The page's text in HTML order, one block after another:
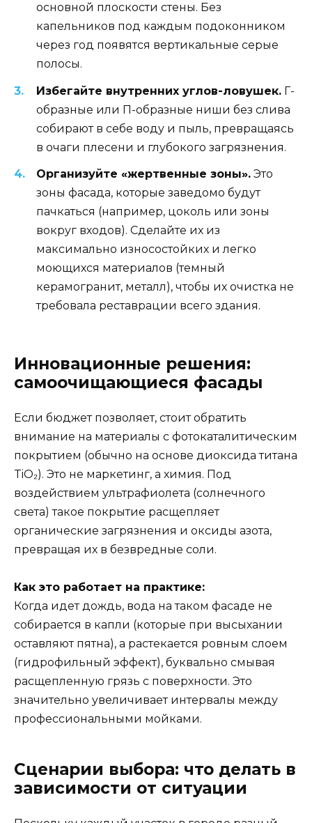
основной плоскости стены. Без
капельников под каждым подоконником
через год появятся вертикальные серые
полосы.
Избегайте внутренних углов-ловушек. Г-
образные или П-образные ниши без слива
собирают в себе воду и пыль, превращаясь
в очаги плесени и глубокого загрязнения.
Организуйте «жертвенные зоны». Это
зоны фасада, которые заведомо будут
пачкаться (например, цоколь или зоны
вокруг входов). Сделайте их из
максимально износостойких и легко
моющихся материалов (темный
керамогранит, металл), чтобы их очистка не
требовала реставрации всего здания.
Инновационные решения:
самоочищающиеся фасады
Если бюджет позволяет, стоит обратить
внимание на материалы с фотокаталитическим
покрытием (обычно на основе диоксида титана
TiO₂). Это не маркетинг, а химия. Под
воздействием ультрафиолета (солнечного
света) такое покрытие расщепляет
органические загрязнения и оксиды азота,
превращая их в безвредные соли.
Как это работает на практике:
Когда идет дождь, вода на таком фасаде не
собирается в капли (которые при высыхании
оставляют пятна), а растекается ровным слоем
(гидрофильный эффект), буквально смывая
расщепленную грязь с поверхности. Это
значительно увеличивает интервалы между
профессиональными мойками.
Сценарии выбора: что делать в
зависимости от ситуации